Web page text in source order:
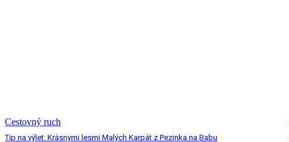
Cestovný ruch
Tip na výlet: Krásnymi lesmi Malých Karpát z Pezinka na Babu